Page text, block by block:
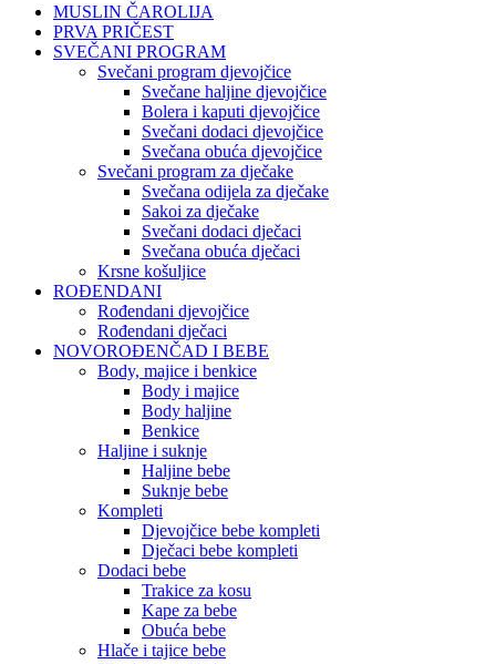
MUSLIN ČAROLIJA
PRVA PRIČEST
SVEČANI PROGRAM
Svečani program djevojčice
Svečane haljine djevojčice
Bolera i kaputi djevojčice
Svečani dodaci djevojčice
Svečana obuća djevojčice
Svečani program za dječake
Svečana odijela za dječake
Sakoi za dječake
Svečani dodaci dječaci
Svečana obuća dječaci
Krsne košuljice
ROĐENDANI
Rođendani djevojčice
Rođendani dječaci
NOVOROĐENČAD I BEBE
Body, majice i benkice
Body i majice
Body haljine
Benkice
Haljine i suknje
Haljine bebe
Suknje bebe
Kompleti
Djevojčice bebe kompleti
Dječaci bebe kompleti
Dodaci bebe
Trakice za kosu
Kape za bebe
Obuća bebe
Hlače i tajice bebe